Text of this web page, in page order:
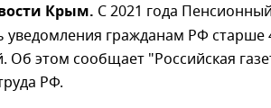
Крым. С 2021 года
уведомления гражданам РФ старше
Об этом сообщает "Российская
РФ.